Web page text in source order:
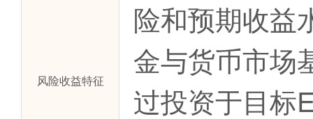
风险收益特征
险和预期收益
金与货币市场
过投资于目标